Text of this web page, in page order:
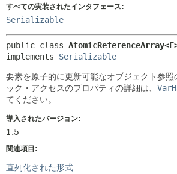
非推奨
ヘルプ
すべての実装されたインタフェース:
Serializable
public class
implements Serializable
要素を原子的に更新可能なオブジェクト参照
ック・アクセスのプロパティの詳細は、
てください。
導入されたバージョン:
1.5
関連項目:
直列化された形式